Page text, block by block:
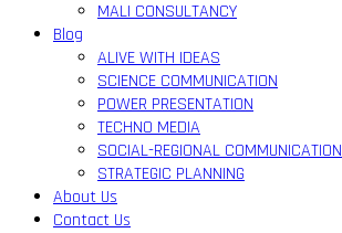
MALI CONSULTANCY
Blog
ALIVE WITH IDEAS
SCIENCE COMMUNICATION
POWER PRESENTATION
TECHNO MEDIA
SOCIAL-REGIONAL COMMUNICATION
STRATEGIC PLANNING
About Us
Contact Us